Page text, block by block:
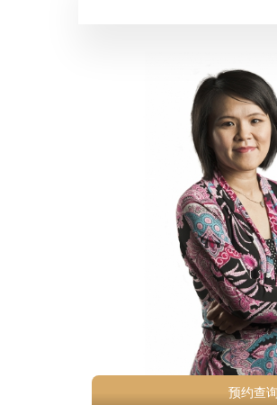
预约查询